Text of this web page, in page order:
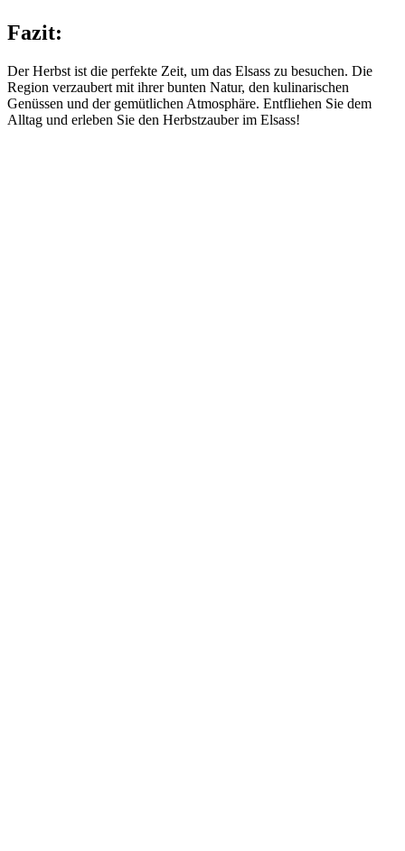
Fazit:
Der Herbst ist die perfekte Zeit, um das Elsass zu besuchen. Die
Region verzaubert mit ihrer bunten Natur, den kulinarischen
Genüssen und der gemütlichen Atmosphäre. Entfliehen Sie dem
Alltag und erleben Sie den Herbstzauber im Elsass!